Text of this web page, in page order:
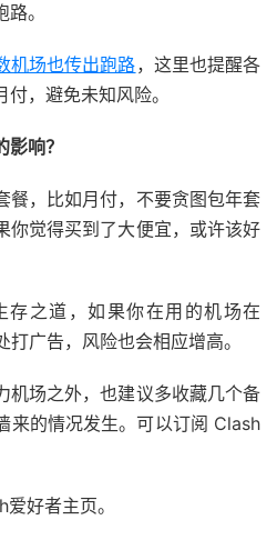
。
机场也传出跑路，这里也提醒各
，避免未知风险。
响？
餐，比如月付，不要贪图包年套
你觉得买到了大便宜，或许该好
存之道，如果你在用的机场在
广告，风险也会相应增高。
机场之外，也建议多收藏几个备
来的情况发生。可以订阅 Clash
好者主页。